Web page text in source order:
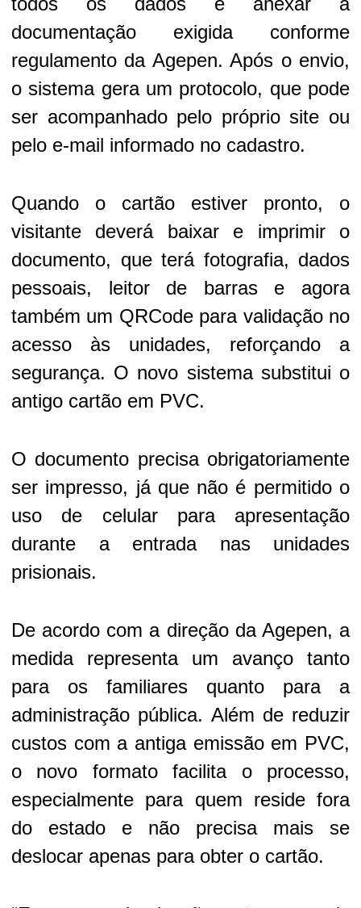
documentação exigida conforme
regulamento da Agepen. Após o envio,
o sistema gera um protocolo, que pode
ser acompanhado pelo próprio site ou
pelo e-mail informado no cadastro.
Quando o cartão estiver pronto, o
visitante deverá baixar e imprimir o
documento, que terá fotografia, dados
pessoais, leitor de barras e agora
também um QRCode para validação no
acesso às unidades, reforçando a
segurança. O novo sistema substitui o
antigo cartão em PVC.
O documento precisa obrigatoriamente
ser impresso, já que não é permitido o
uso de celular para apresentação
durante a entrada nas unidades
prisionais.
De acordo com a direção da Agepen, a
medida representa um avanço tanto
para os familiares quanto para a
administração pública. Além de reduzir
custos com a antiga emissão em PVC,
o novo formato facilita o processo,
especialmente para quem reside fora
do estado e não precisa mais se
deslocar apenas para obter o cartão.